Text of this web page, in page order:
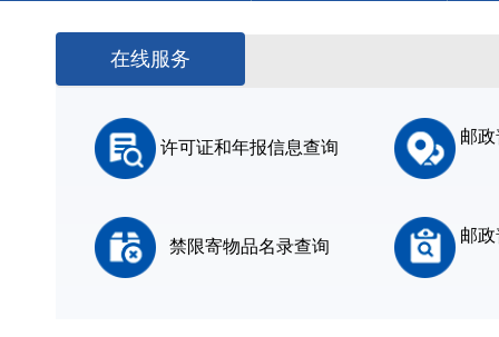
在线服务
许可证和年报信息查询
邮
禁限寄物品名录查询
邮